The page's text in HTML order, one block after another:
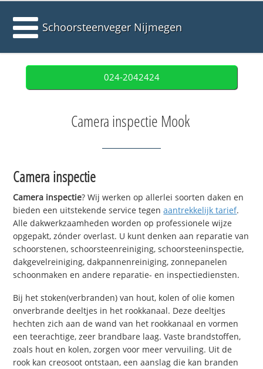
Schoorsteenveger Nijmegen
024-2042424
Camera inspectie Mook
Camera inspectie
Camera inspectie? Wij werken op allerlei soorten daken en
bieden een uitstekende service tegenaantrekkelijk tarief.
Alle dakwerkzaamheden worden op professionele wijze
opgepakt, zónder overlast. U kunt denken aan reparatie van
schoorstenen, schoorsteenreiniging, schoorsteeninspectie,
dakgevelreiniging, dakpannenreiniging, zonnepanelen
schoonmaken en andere reparatie- en inspectiediensten.
Bij het stoken(verbranden) van hout, kolen of olie komen
onverbrande deeltjes in het rookkanaal. Deze deeltjes
hechten zich aan de wand van het rookkanaal en vormen
een teerachtige, zeer brandbare laag. Vaste brandstoffen,
zoals hout en kolen, zorgen voor meer vervuiling. Uit de
rook kan creosoot ontstaan, een aanslag die kan branden